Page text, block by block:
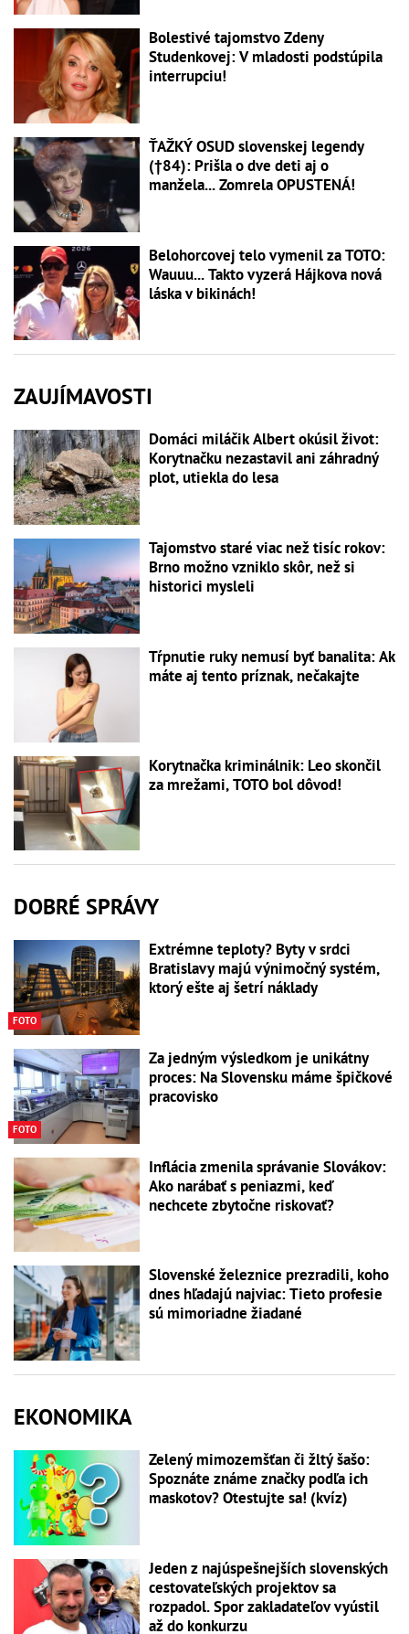
Bolestivé tajomstvo Zdeny
Studenkovej: V mladosti podstúpila
interrupciu!
ŤAŽKÝ OSUD slovenskej legendy
(†84): Prišla o dve deti aj o
manžela... Zomrela OPUSTENÁ!
Belohorcovej telo vymenil za TOTO:
Wauuu... Takto vyzerá Hájkova nová
láska v bikinách!
ZAUJÍMAVOSTI
Domáci miláčik Albert okúsil život:
Korytnačku nezastavil ani záhradný
plot, utiekla do lesa
Tajomstvo staré viac než tisíc rokov:
Brno možno vzniklo skôr, než si
historici mysleli
Tŕpnutie ruky nemusí byť banalita: Ak
máte aj tento príznak, nečakajte
Korytnačka kriminálnik: Leo skončil
za mrežami, TOTO bol dôvod!
DOBRÉ SPRÁVY
FOTO
Extrémne teploty? Byty v srdci
Bratislavy majú výnimočný systém,
ktorý ešte aj šetrí náklady
FOTO
Za jedným výsledkom je unikátny
proces: Na Slovensku máme špičkové
pracovisko
Inflácia zmenila správanie Slovákov:
Ako narábať s peniazmi, keď
nechcete zbytočne riskovať?
Slovenské železnice prezradili, koho
dnes hľadajú najviac: Tieto profesie
sú mimoriadne žiadané
EKONOMIKA
Zelený mimozemšťan či žltý šašo:
Spoznáte známe značky podľa ich
maskotov? Otestujte sa! (kvíz)
Jeden z najúspešnejších slovenských
cestovateľských projektov sa
rozpadol. Spor zakladateľov vyústil
až do konkurzu